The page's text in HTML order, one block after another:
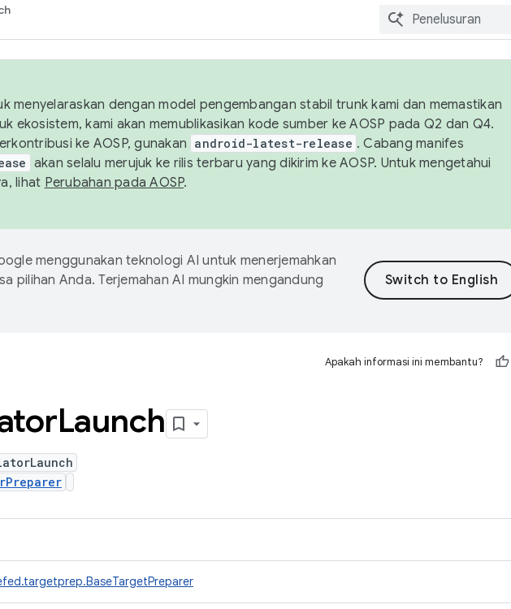
menyelaraskan dengan model pengembangan stabil trunk kami dan memastikan
ekosistem, kami akan memublikasikan kode sumber ke AOSP pada Q2 dan Q4.
ke AOSP, gunakan android-latest-release . Cabang manifes
akan selalu merujuk ke rilis terbaru yang dikirim ke AOSP. Untuk mengetahui
lihat Perubahan pada AOSP.
menggunakan teknologi AI untuk menerjemahkan
pilihan Anda. Terjemahan AI mungkin mengandung
Apakah informasi ini membantu?
Launch